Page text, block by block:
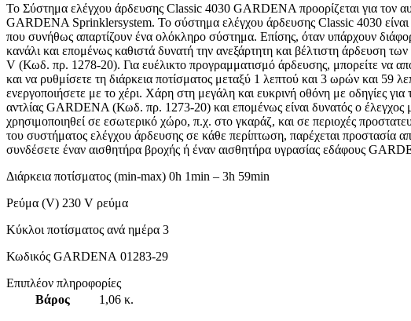
Το Σύστημα ελέγχου άρδευσης Classic 4030 GARDENA προορίζεται για
GARDENA Sprinklersystem. Το σύστημα ελέγχου άρδευσης Classic 4030 είναι
που συνήθως απαρτίζουν ένα ολόκληρο σύστημα. Επίσης, όταν υπάρχουν
κανάλι και επομένως καθιστά δυνατή την ανεξάρτητη και βέλτιστη άρδευση
V (Κωδ. πρ. 1278-20). Για ευέλικτο προγραμματισμό άρδευσης, μπορείτε να
και να ρυθμίσετε τη διάρκεια ποτίσματος μεταξύ 1 λεπτού και 3 ωρών και
ενεργοποιήσετε με το χέρι. Χάρη στη μεγάλη και ευκρινή οθόνη με οδηγίες
αντλίας GARDENA (Κωδ. πρ. 1273-20) και επομένως είναι δυνατός ο
χρησιμοποιηθεί σε εσωτερικό χώρο, π.χ. στο γκαράζ, και σε περιοχές
του συστήματος ελέγχου άρδευσης σε κάθε περίπτωση, παρέχεται προστασία
συνδέσετε έναν αισθητήρα βροχής ή έναν αισθητήρα υγρασίας εδάφους
Διάρκεια ποτίσματος (min-max) 0h 1min – 3h 59min
Ρεύμα (V) 230 V ρεύμα
Κύκλοι ποτίσματος ανά ημέρα 3
Κωδικός GARDENA 01283-29
Επιπλέον πληροφορίες
Βάρος
1,06 κ.